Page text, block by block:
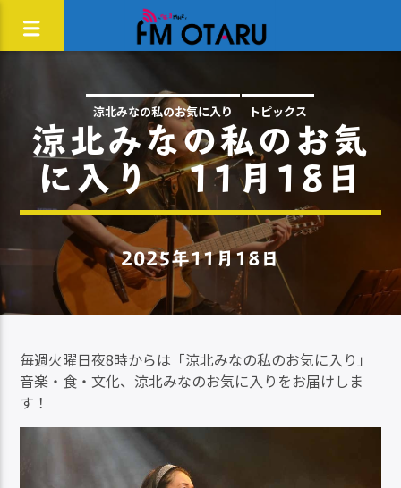
涼北みなの私のお気に入り トピックス
涼北みなの私のお気
に入り 11月18日
2025年11月18日
毎週火曜日夜8時からは「涼北みなの私のお気に入り」
音楽・食・文化、涼北みなのお気に入りをお届けしま
す！